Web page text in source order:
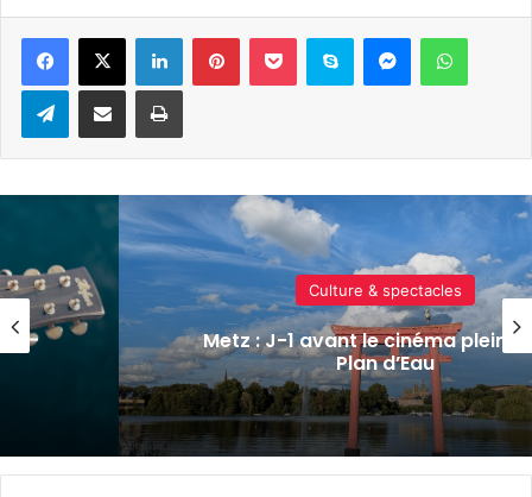
LinkedinPinterestPocket Skype Messenger
TelegramPartager par e-mail Imprimer
au
Culture & spectacles
Un festival de musique celte
parc archéologique de Bliesbruck
8 août 2026